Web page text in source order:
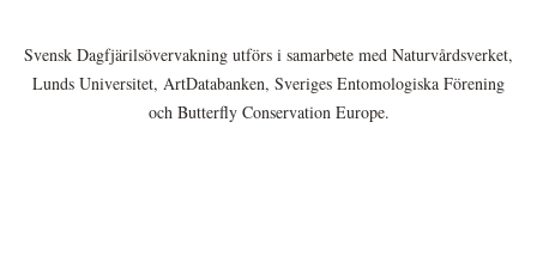
Svensk Dagfjärilsövervakning utförs i samarbete med Naturvårdsverket,
Lunds Universitet, ArtDatabanken, Sveriges Entomologiska Förening
och Butterfly Conservation Europe.